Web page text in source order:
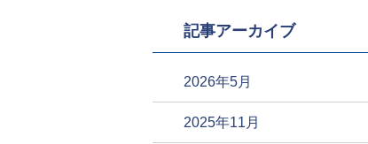
記事アーカイブ
2026年5月
2025年11月